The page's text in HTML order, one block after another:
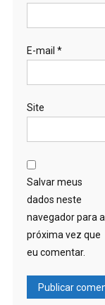
E-mail *
Site
Salvar meus
dados neste
navegador para a
próxima vez que
eu comentar.